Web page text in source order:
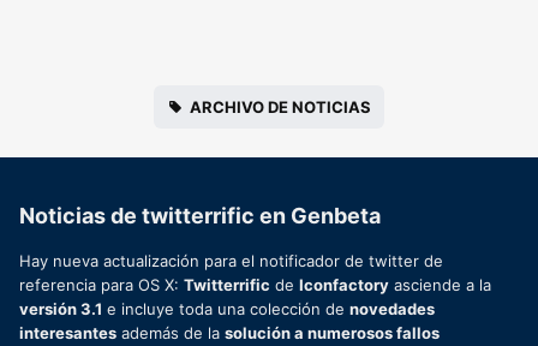
ARCHIVO DE NOTICIAS
Noticias de twitterrific en Genbeta
Hay nueva actualización para el notificador de twitter de
referencia para OS X: Twitterrific de Iconfactory asciende a la
versión 3.1 e incluye toda una colección de novedades
interesantes además de la solución a numerosos fallos